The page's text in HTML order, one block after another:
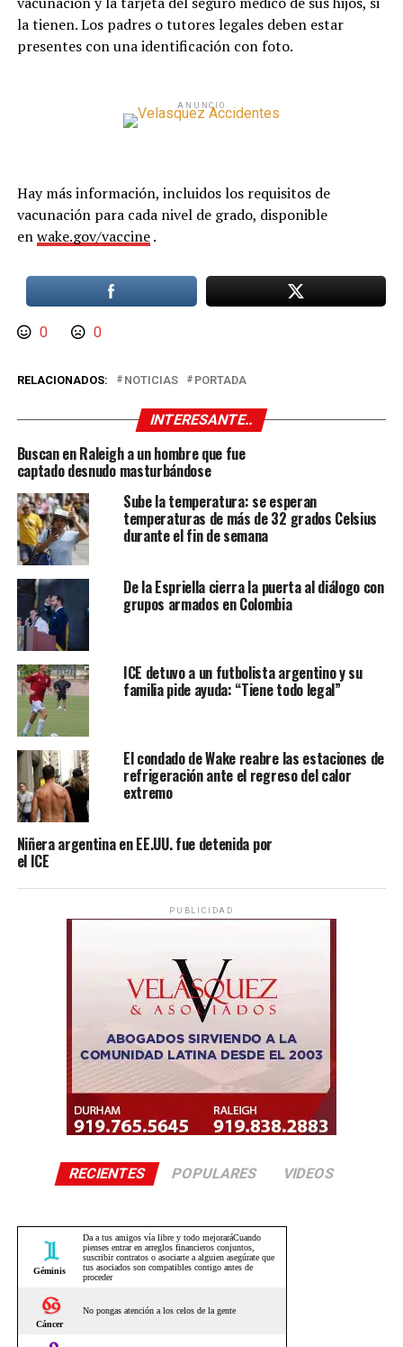
la tienen. Los padres o tutores legales deben estar
presentes con una identificación con foto.
ANUNCIO
Hay más información, incluidos los requisitos de
vacunación para cada nivel de grado, disponible
enwake.gov/vaccine.
0 0
RELACIONADOS: NOTICIAS PORTADA
INTERESANTE..
Buscan en Raleigh a un hombre que fue
captado desnudo masturbándose
Sube la temperatura: se esperan
temperaturas de más de 32 grados Celsius
durante el fin de semana
De la Espriella cierra la puerta al diálogo con
grupos armados en Colombia
ICE detuvo a un futbolista argentino y su
familia pide ayuda: “Tiene todo legal”
El condado de Wake reabre las estaciones de
refrigeración ante el regreso del calor
extremo
Niñera argentina en EE.UU. fue detenida por
el ICE
PUBLICIDAD
RECIENTES POPULARES VIDEOS